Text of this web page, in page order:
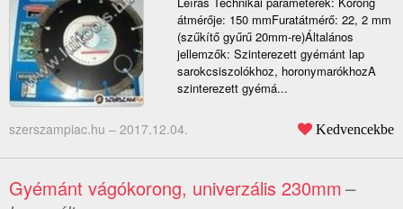
átmérője: 150 mmFuratátmérő: 22, 2 mm
(szűkítő gyűrű 20mm-re)Általános
jellemzők: Szinterezett gyémánt lap
sarokcsiszolókhoz, horonymarókhozA
szinterezett gyémá...
szerszampiac.hu – 2017.12.04. Kedvencekbe
Gyémánt vágókorong, univerzális 230mm–